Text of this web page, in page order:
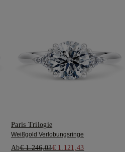
Paris Trilogie
Weißgold Verlobungsringe
Ab€ 1.246,03€ 1.121,43